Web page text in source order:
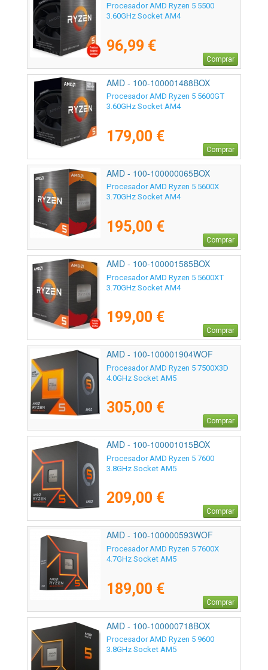
Procesador AMD Ryzen 5 5500
3.60GHz Socket AM4
96,99 €
Comprar
AMD - 100-100001488BOX
Procesador AMD Ryzen 5 5600GT
3.60GHz Socket AM4
179,00 €
Comprar
AMD - 100-100000065BOX
Procesador AMD Ryzen 5 5600X
3.70GHz Socket AM4
195,00 €
Comprar
AMD - 100-100001585BOX
Procesador AMD Ryzen 5 5600XT
3.70GHz Socket AM4
199,00 €
Comprar
AMD - 100-100001904WOF
Procesador AMD Ryzen 5 7500X3D
4.0GHz Socket AM5
305,00 €
Comprar
AMD - 100-100001015BOX
Procesador AMD Ryzen 5 7600
3.8GHz Socket AM5
209,00 €
Comprar
AMD - 100-100000593WOF
Procesador AMD Ryzen 5 7600X
4.7GHz Socket AM5
189,00 €
Comprar
AMD - 100-100000718BOX
Procesador AMD Ryzen 5 9600
3.8GHz Socket AM5